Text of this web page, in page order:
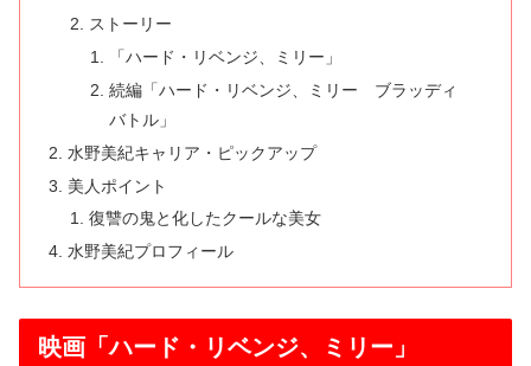
ストーリー
「ハード・リベンジ、ミリー」
続編「ハード・リベンジ、ミリー ブラッディ
バトル」
水野美紀キャリア・ピックアップ
美人ポイント
復讐の鬼と化したクールな美女
水野美紀プロフィール
映画「ハード・リベンジ、ミリー」